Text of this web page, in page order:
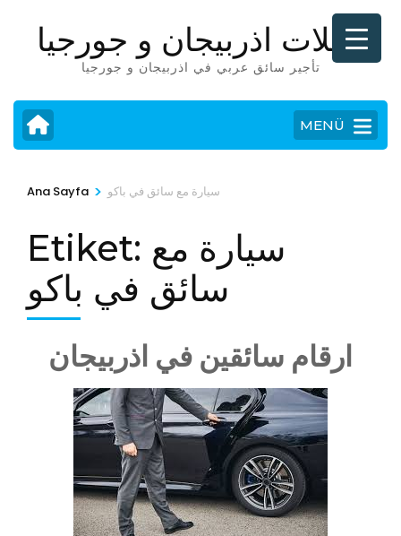
basın)
رحلات اذربيجان و جورجيا
تأجير سائق عربي في اذربيجان و جورجيا
MENÜ
Ana Sayfa > سيارة مع سائق في باكو
Etiket: سيارة مع
سائق في باكو
ارقام سائقين في اذربيجان